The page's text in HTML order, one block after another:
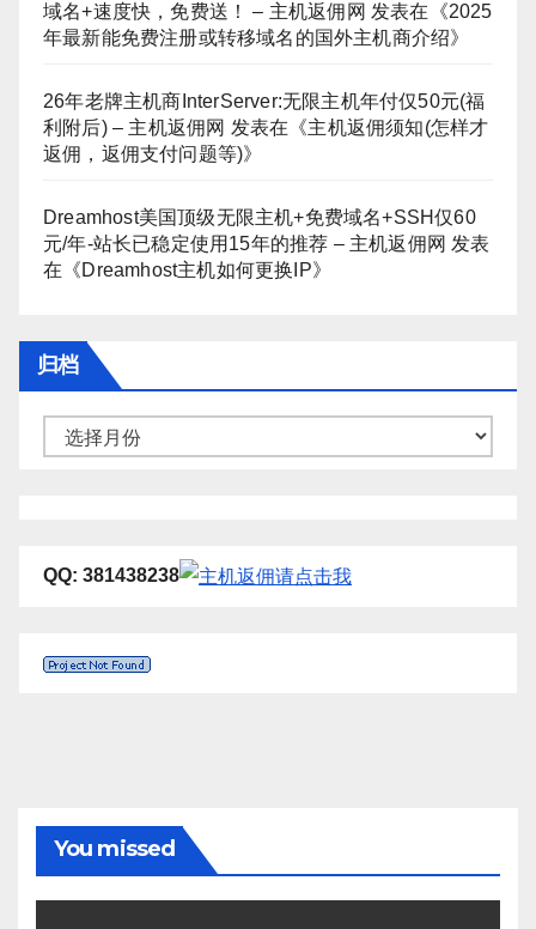
域名+速度快，免费送！ – 主机返佣网 发表在《2025
年最新能免费注册或转移域名的国外主机商介绍》
26年老牌主机商InterServer:无限主机年付仅50元(福
利附后) – 主机返佣网 发表在《主机返佣须知(怎样才
返佣，返佣支付问题等)》
Dreamhost美国顶级无限主机+免费域名+SSH仅60
元/年-站长已稳定使用15年的推荐 – 主机返佣网 发表
在《Dreamhost主机如何更换IP》
归档
QQ: 381438238
You missed